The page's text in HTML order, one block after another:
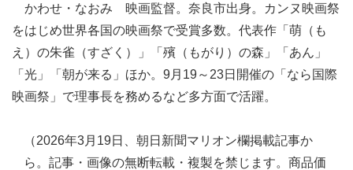
かわせ・なおみ 映画監督。奈良市出身。カンヌ映画祭
をはじめ世界各国の映画祭で受賞多数。代表作「萌（も
え）の朱雀（すざく）」「殯（もがり）の森」「あん」
「光」「朝が来る」ほか。9月19～23日開催の「なら国際
映画祭」で理事長を務めるなど多方面で活躍。
（2026年3月19日、朝日新聞マリオン欄掲載記事か
ら。記事・画像の無断転載・複製を禁じます。商品価